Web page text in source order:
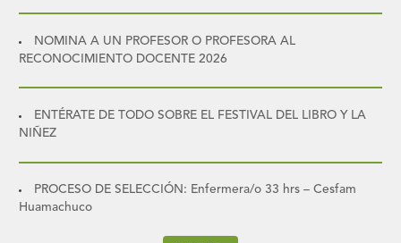
NOMINA A UN PROFESOR O PROFESORA AL
RECONOCIMIENTO DOCENTE 2026
ENTÉRATE DE TODO SOBRE EL FESTIVAL DEL LIBRO Y LA
NIÑEZ
PROCESO DE SELECCIÓN: Enfermera/o 33 hrs – Cesfam
Huamachuco